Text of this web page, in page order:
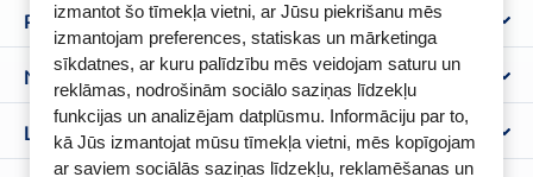
izmantot šo tīmekļa vietni, ar Jūsu piekrišanu mēs
izmantojam preferences, statiskas un mārketinga
sīkdatnes, ar kuru palīdzību mēs veidojam saturu un
reklāmas, nodrošinām sociālo saziņas līdzekļu
funkcijas un analizējam datplūsmu. Informāciju par to,
kā Jūs izmantojat mūsu tīmekļa vietni, mēs kopīgojam
ar saviem sociālās saziņas līdzekļu, reklamēšanas un
Par BENU
Benu Blogs
Aptiekas
Palīdzība un informācija
BENU Aptieka kontakti
Piegāde
Biežāk uzdotie jautājumi
Noteikumi
Lietošanas noteikumi
Atteikuma tiesību veidlapa
Lojalitātes programma